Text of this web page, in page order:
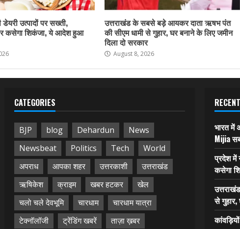
उत्पादों पर सख्ती,
कसेगा शिकंजा, ये आदेश हुआ
उत्तराखंड के सबसे बड़े आयकर दाता ऋषभ पंत
की सीएम धामी से गुहार, घर बनाने के लिए जमीन
दिला दो सरकार
August 8, 2026
CATEGORIES
BJP blog Dehardun
News
Newsbeat
Politics Tech
World
अपराध
आपका शहर उत्तरकाशी
उत्तराखंड
ऋषिकेश
क्राइम खबर हटकर
खेल
चलो चले देवभूमि
चारधाम
चारधाम यात्रा
टेक्नॉलॉजी
ट्रेंडिंग खबरें ताज़ा ख़बर
भारत में
Mijia
प्रदेश में
कसेगा
से गुहार,